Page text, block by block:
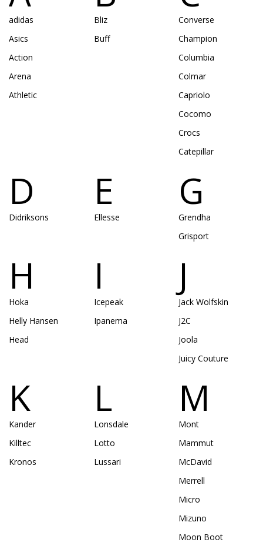
adidas
Asics
Action
Arena
Athletic
Bliz
Buff
Converse
Champion
Columbia
Colmar
Capriolo
Cocomo
Crocs
Catepillar
D
Didriksons
E
Ellesse
G
Grendha
Grisport
H
Hoka
Helly Hansen
Head
I
Icepeak
Ipanema
J
Jack Wolfskin
J2C
Joola
Juicy Couture
K
Kander
Killtec
Kronos
L
Lonsdale
Lotto
Lussari
M
Mont
Mammut
McDavid
Merrell
Micro
Mizuno
Moon Boot